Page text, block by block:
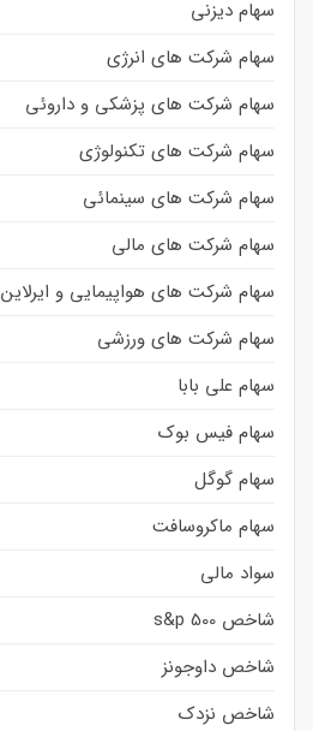
سهام دیزنی
سهام شرکت های انرژی
سهام شرکت های پزشکی و داروئی
سهام شرکت های تکنولوژی
سهام شرکت های سینمائی
سهام شرکت های مالی
سهام شرکت های هواپیمایی و ایرلاین
سهام شرکت های ورزشی
سهام علی بابا
سهام فیس بوک
سهام گوگل
سهام ماکروسافت
سواد مالی
شاخص s&p 500
شاخص داوجونز
شاخص نزدک